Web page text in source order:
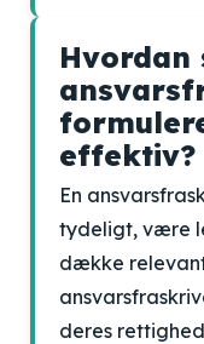
Hvordan
effektiv?
En
tydeligt, være
dække
deres